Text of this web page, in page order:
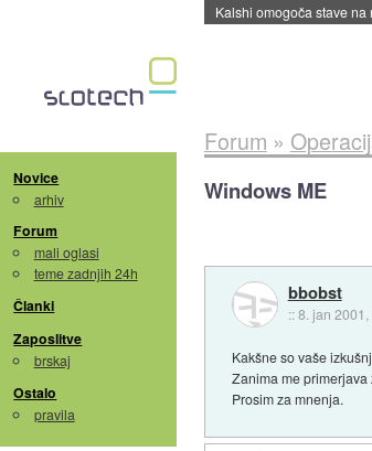
Sandisk že prodal več
Novice
arhiv
Forum
mali oglasi
teme zadnjih 24h
Članki
Zaposlitve
brskaj
Ostalo
pravila
Forum »
Windows ME
bbobst
::8. jan 2001,
Kakšne so vaše
Zanima me
Prosim za mnenja.